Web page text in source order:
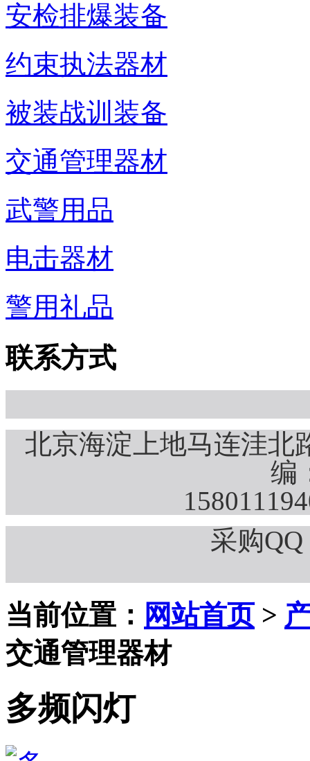
安检排爆装备
约束执法器材
被装战训装备
交通管理器材
武警用品
电击器材
警用礼品
联系方式
北京海淀上地马连洼北
编
采购QQ
当前位置： 网站首页>
交通管理器材
多频闪灯